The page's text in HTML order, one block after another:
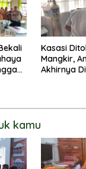
Kasasi
Mangkir,
Akhirnya
kamu